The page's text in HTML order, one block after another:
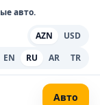
авто.
AZN
USD
EN RU AR TR
Авто